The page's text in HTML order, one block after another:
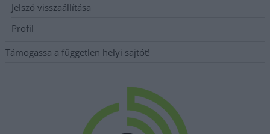
Jelszó visszaállítása
Profil
Támogassa a független helyi sajtót!